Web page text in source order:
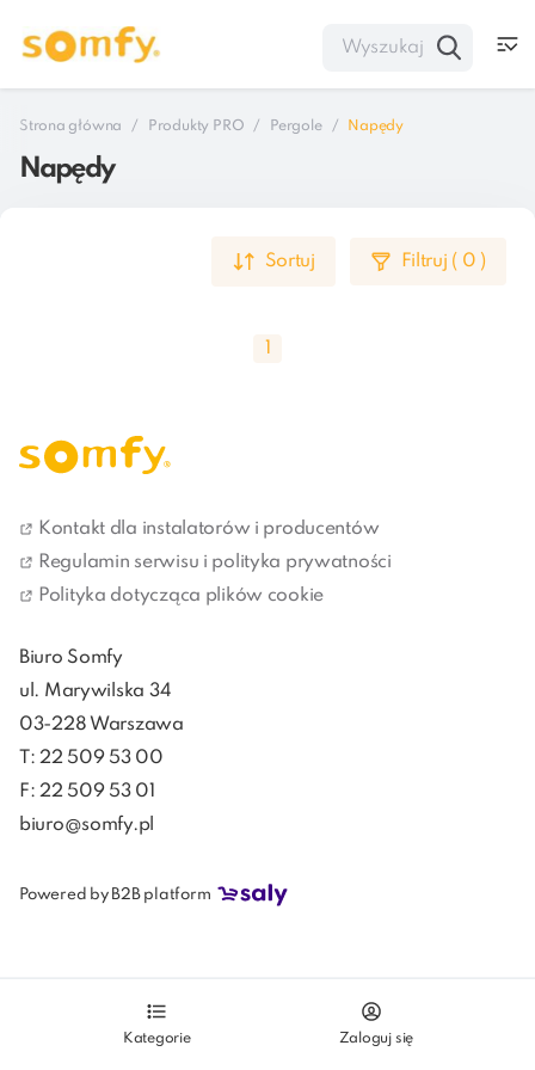
Kategorie Zaloguj się
Strona główna Produkty PRO Pergole Napędy
Napędy
Sortuj Filtruj ( 0 )
stronę uczynienia życia w domu wygodniejszym. Jeśli
podłączysz ją do inteligentnego systemu zarządzania
domem, dodasz do swojego domu dodatkowy pokój, z
którego będziesz mógł korzystać przez cały rok.
Kontakt dla instalatorów i producentów
Regulamin serwisu i polityka prywatności
Polityka dotycząca plików cookie
Biuro Somfy
ul. Marywilska 34
03-228 Warszawa
T: 22 509 53 00
F: 22 509 53 01
biuro@somfy.pl
Powered by B2B platform